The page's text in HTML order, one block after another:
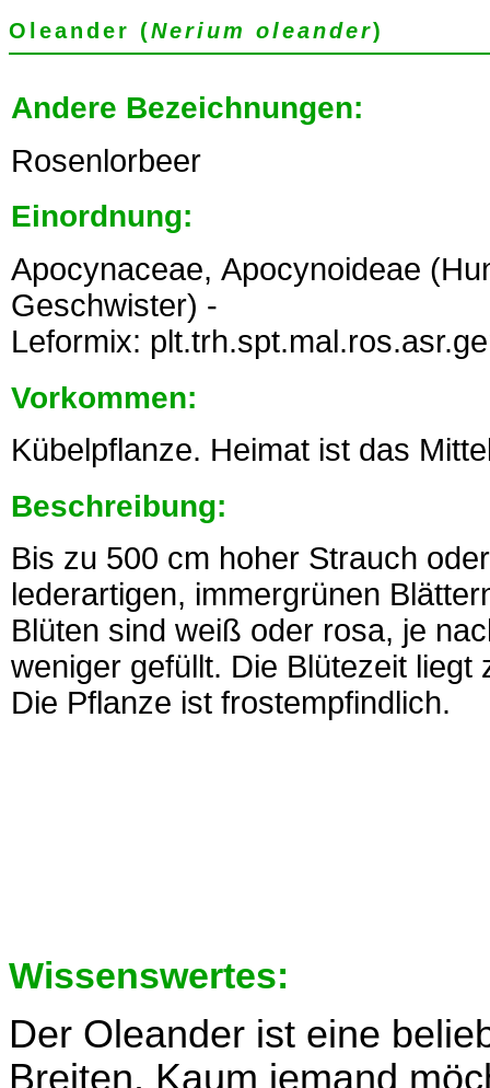
Oleander (Nerium oleander)
Andere Bezeichnungen:
Rosenlorbeer
Einordnung:
Apocynaceae, Apocynoideae
Geschwister) -
Leformix:
Vorkommen:
Kübelpflanze. Heimat ist das
Beschreibung:
Bis zu 500 cm hoher Strauch
lederartigen, immergrünen
Blüten sind weiß oder rosa, je
weniger gefüllt. Die Blütezeit liegt
Die Pflanze ist frostempfindlich.
Wissenswertes:
Der Oleander ist eine
Breiten. Kaum jemand